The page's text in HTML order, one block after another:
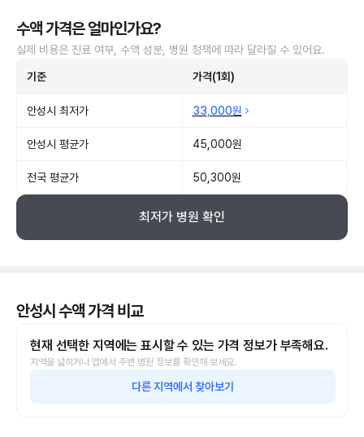
수액 가격은 얼마인가요?
실제 비용은 진료 여부, 수액 성분, 병원 정책에 따라 달라질 수 있어요.
기준 가격(1회)
안성시 최저가 33,000원
안성시 평균가 45,000원
전국 평균가 50,300원
최저가 병원 확인
안성시 수액 가격 비교
현재 선택한 지역에는 표시할 수 있는 가격 정보가 부족해요.
지역을 넓히거나 앱에서 주변 병원 정보를 확인해 보세요.
다른 지역에서 찾아보기